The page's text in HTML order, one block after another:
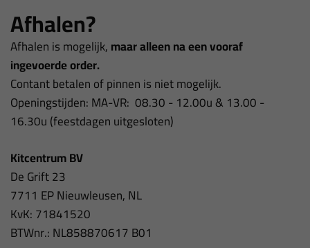
Afhalen?
Afhalen is mogelijk,maar alleen na een vooraf
ingevoerde order.
Contant betalen of pinnen isniet mogelijk.
Openingstijden: MA-VR: 08.30 - 12.00u & 13.00 -
16.30u (feestdagen uitgesloten)
Kitcentrum BV
De Grift 23
7711 EP Nieuwleusen, NL
KvK: 71841520
BTWnr.: NL858870617 B01